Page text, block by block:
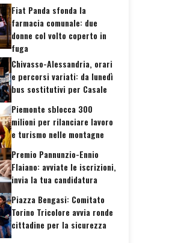
Fiat Panda sfonda la
farmacia comunale: due
donne col volto coperto in
fuga
Chivasso-Alessandria, orari
e percorsi variati: da lunedì
bus sostitutivi per Casale
Piemonte sblocca 300
milioni per rilanciare lavoro
e turismo nelle montagne
Premio Pannunzio-Ennio
Flaiano: avviate le iscrizioni,
invia la tua candidatura
Piazza Bengasi: Comitato
Torino Tricolore avvia ronde
cittadine per la sicurezza